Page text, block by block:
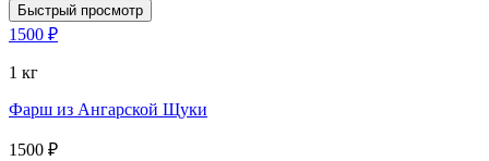
Быстрый просмотр
1500 ₽
1 кг
Фарш из Ангарской Щуки
1500 ₽